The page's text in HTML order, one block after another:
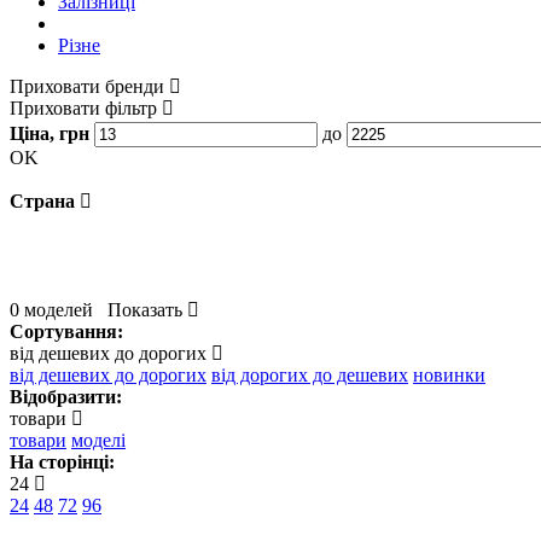
Різне
Приховати бренди
Приховати фільтр
Ціна, грн
до
OK
Страна
0 моделей
Показать
Сортування:
від дешевих до дорогих
від дешевих до дорогих від дорогих до дешевих новинки
Відобразити:
товари
товари моделі
На сторінці:
24
24 48 72 96